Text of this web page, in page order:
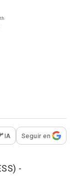
para
IA Seguir en
-